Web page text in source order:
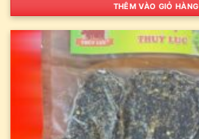
THÊM VÀO GIỎ HÀNG